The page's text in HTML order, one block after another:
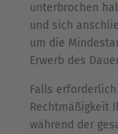
unterbrochen
und sich
um die
Erwerb des
Falls
Rechtmäßigkeit
während der